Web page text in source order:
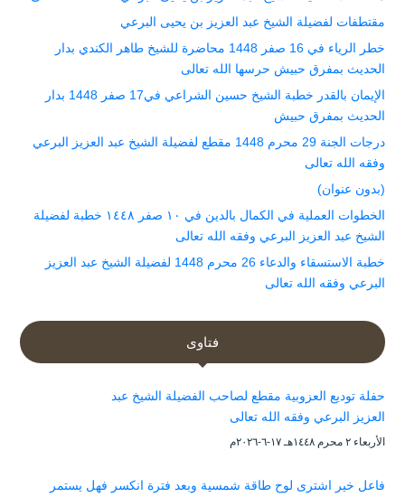
مقتطفات لفضيلة الشيخ عبد العزيز بن يحيى البرعي
خطر الرياء في 16 صفر 1448 محاضرة للشيخ طاهر الكندي بدار
الحديث بمفرق حبيش حرسها الله تعالى
الإيمان بالقدر خطبة الشيخ حسين الشراعي في17 صفر 1448 بدار
الحديث بمفرق حبيش
درجات الجنة 29 محرم 1448 مقطع لفضيلة الشيخ عبد العزيز البرعي
وفقه الله تعالى
(بدون عنوان)
الخطوات العملية في الكمال بالدين في ١٠ صفر ١٤٤٨ خطبة لفضيلة
الشيخ عبد العزيز البرعي وفقه الله تعالى
خطبة الاستسقاء والدعاء 26 محرم 1448 لفضيلة الشيخ عبد العزيز
البرعي وفقه الله تعالى
فتاوى
حفلة توديع العزوبية مقطع لصاحب الفضيلة الشيخ عبد
العزيز البرعي وفقه الله تعالى
الأربعاء ۲ محرم ۱٤٤۸هـ ۱۷-٦-۲۰۲٦م
فاعل خير اشترى لوح طاقة شمسية وبعد فترة انكسر فهل يستمر